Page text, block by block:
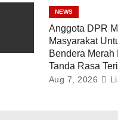
NEWS
Anggota DPR
Masyarakat
Bendera
Tanda Rasa
Aug 7, 2026